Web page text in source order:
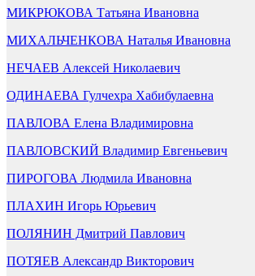
МИКРЮКОВА Татьяна Ивановна
МИХАЛЬЧЕНКОВА Наталья Ивановна
НЕЧАЕВ Алексей Николаевич
ОДИНАЕВА Гулчехра Хабибулаевна
ПАВЛОВА Елена Владимировна
ПАВЛОВСКИЙ Владимир Евгеньевич
ПИРОГОВА Людмила Ивановна
ПЛАХИН Игорь Юрьевич
ПОЛЯНИН Дмитрий Павлович
ПОТЯЕВ Александр Викторович